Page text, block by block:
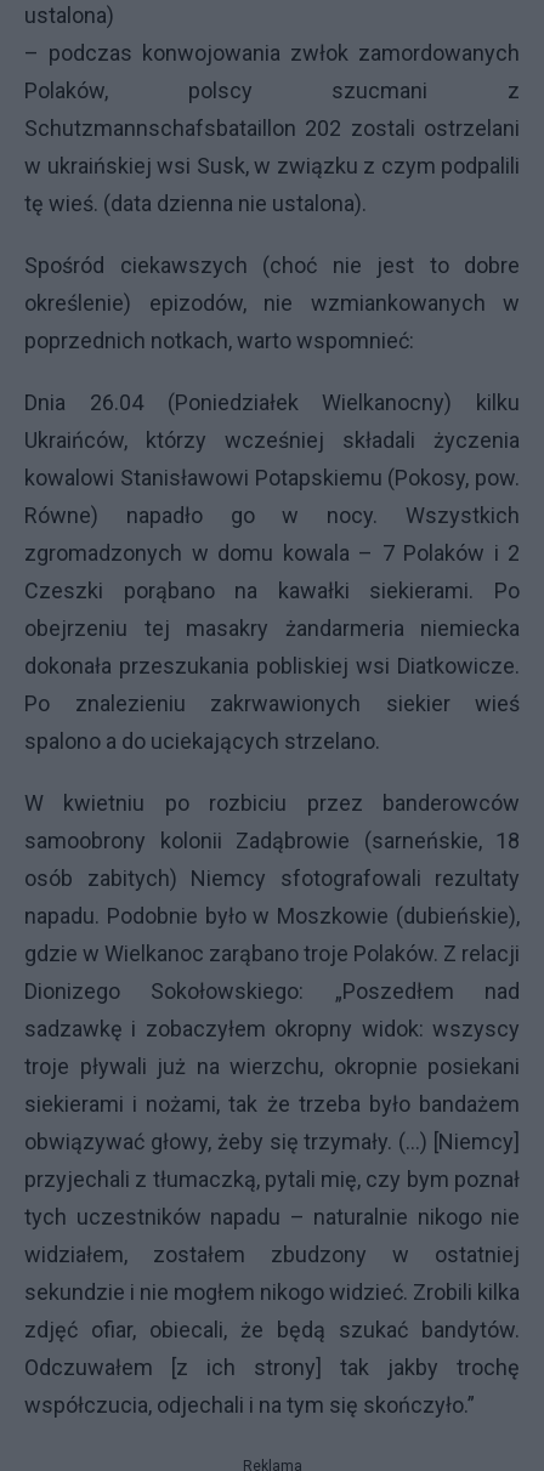
ustalona)
– podczas konwojowania zwłok zamordowanych
Polaków, polscy szucmani z
Schutzmannschafsbataillon 202 zostali ostrzelani
w ukraińskiej wsi Susk, w związku z czym podpalili
tę wieś. (data dzienna nie ustalona).
Spośród ciekawszych (choć nie jest to dobre
określenie) epizodów, nie wzmiankowanych w
poprzednich notkach, warto wspomnieć:
Dnia 26.04 (Poniedziałek Wielkanocny) kilku
Ukraińców, którzy wcześniej składali życzenia
kowalowi Stanisławowi Potapskiemu (Pokosy, pow.
Równe) napadło go w nocy. Wszystkich
zgromadzonych w domu kowala – 7 Polaków i 2
Czeszki porąbano na kawałki siekierami. Po
obejrzeniu tej masakry żandarmeria niemiecka
dokonała przeszukania pobliskiej wsi Diatkowicze.
Po znalezieniu zakrwawionych siekier wieś
spalono a do uciekających strzelano.
W kwietniu po rozbiciu przez banderowców
samoobrony kolonii Zadąbrowie (sarneńskie, 18
osób zabitych) Niemcy sfotografowali rezultaty
napadu. Podobnie było w Moszkowie (dubieńskie),
gdzie w Wielkanoc zarąbano troje Polaków. Z relacji
Dionizego Sokołowskiego: „Poszedłem nad
sadzawkę i zobaczyłem okropny widok: wszyscy
troje pływali już na wierzchu, okropnie posiekani
siekierami i nożami, tak że trzeba było bandażem
obwiązywać głowy, żeby się trzymały. (...) [Niemcy]
przyjechali z tłumaczką, pytali mię, czy bym poznał
tych uczestników napadu – naturalnie nikogo nie
widziałem, zostałem zbudzony w ostatniej
sekundzie i nie mogłem nikogo widzieć. Zrobili kilka
zdjęć ofiar, obiecali, że będą szukać bandytów.
Odczuwałem [z ich strony] tak jakby trochę
współczucia, odjechali i na tym się skończyło.”
Reklama